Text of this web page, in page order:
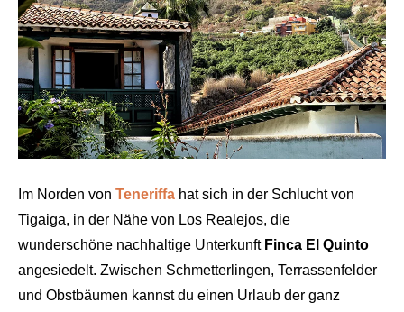
Im Norden von Teneriffa hat sich in der Schlucht von
Tigaiga, in der Nähe von Los Realejos, die
wunderschöne nachhaltige Unterkunft Finca El Quinto
angesiedelt. Zwischen Schmetterlingen, Terrassenfelder
und Obstbäumen kannst du einen Urlaub der ganz